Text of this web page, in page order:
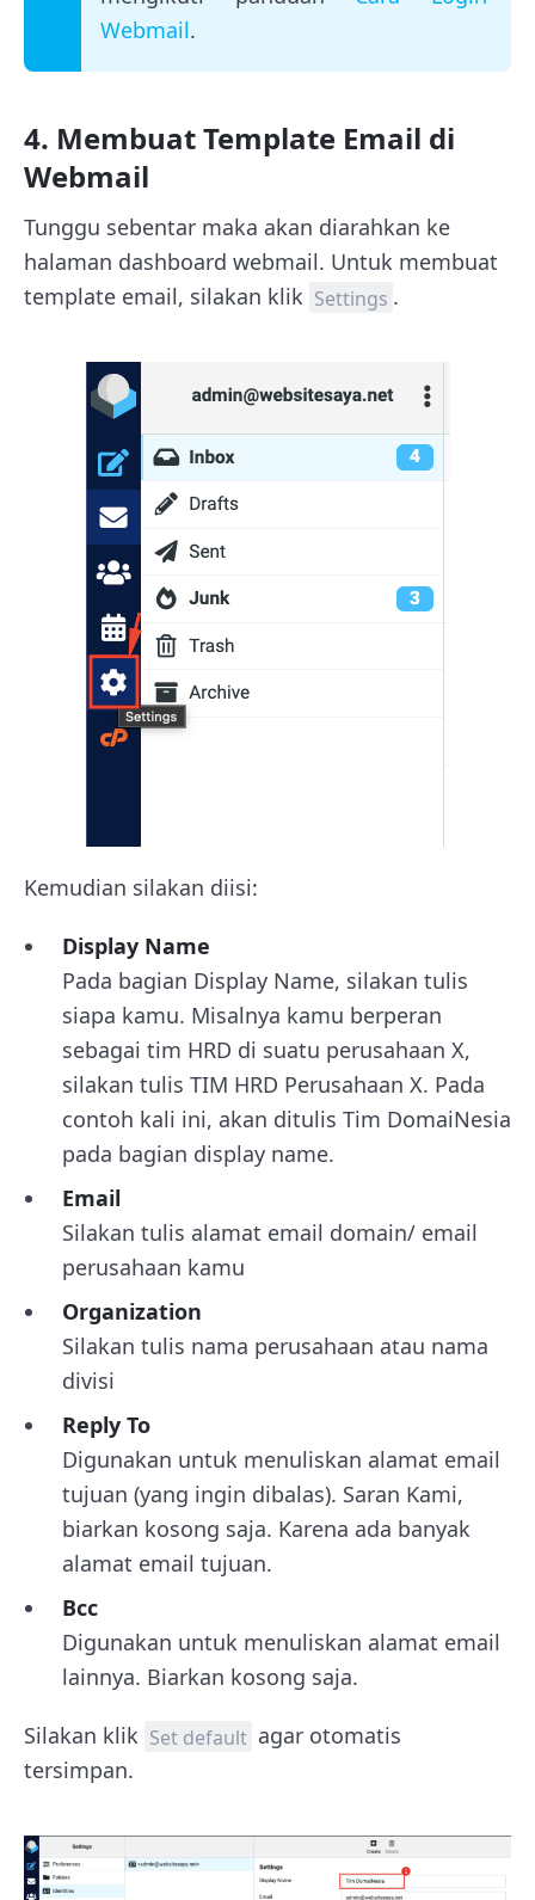
Webmail.
4. Membuat Template Email di
Webmail
Tunggu sebentar maka akan diarahkan ke
halaman dashboard webmail. Untuk membuat
template email, silakan klik Settings .
Kemudian silakan diisi:
Display Name
Pada bagian Display Name, silakan tulis
siapa kamu. Misalnya kamu berperan
sebagai tim HRD di suatu perusahaan X,
silakan tulis TIM HRD Perusahaan X. Pada
contoh kali ini, akan ditulis Tim DomaiNesia
pada bagian display name.
Email
Silakan tulis alamat email domain/ email
perusahaan kamu
Organization
Silakan tulis nama perusahaan atau nama
divisi
Reply To
Digunakan untuk menuliskan alamat email
tujuan (yang ingin dibalas). Saran Kami,
biarkan kosong saja. Karena ada banyak
alamat email tujuan.
Bcc
Digunakan untuk menuliskan alamat email
lainnya. Biarkan kosong saja.
Silakan klik Set default agar otomatis
tersimpan.